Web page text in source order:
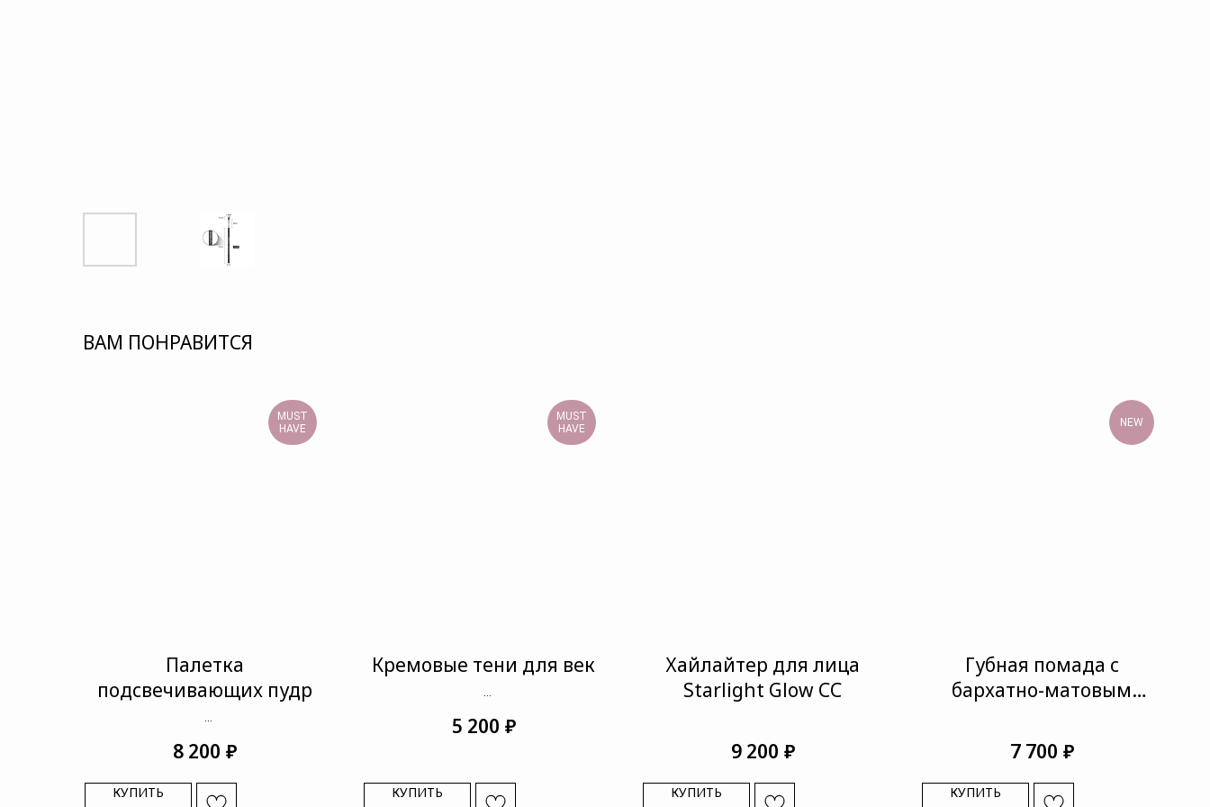
ВАМ ПОНРАВИТСЯ
MUST
HAVE
Палетка
подсвечивающих пудр
8 200 ₽
КУПИТЬ
MUST
HAVE
Кремовые тени для век
5 200 ₽
КУПИТЬ
Хайлайтер для лица
Starlight Glow CC
9 200 ₽
КУПИТЬ
NEW
Губная помада с
бархатно-матовым
7 700 ₽
КУПИТЬ